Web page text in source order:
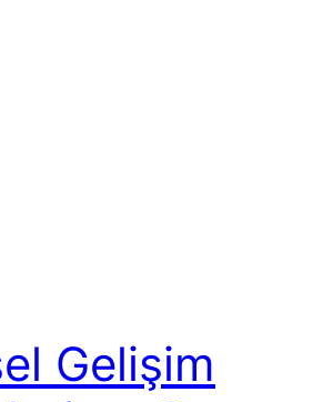
Gelişim